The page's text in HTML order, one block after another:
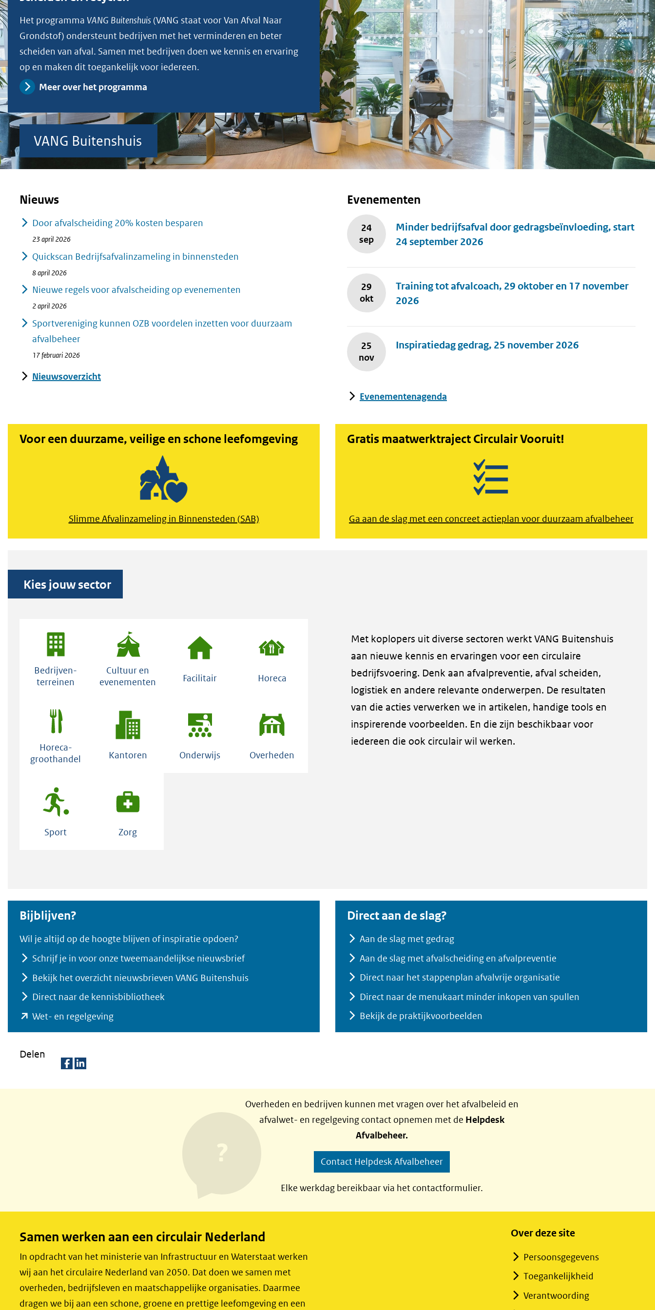
geweigerd.
Buitenshuis
VANG Buitenshuis
Het programma VANG Buitenshuis (VANG staat voor Van Afval Naar
Grondstof) ondersteunt bedrijven met het verminderen en beter
scheiden van afval. Samen met bedrijven doen we kennis en ervaring
op en maken dit toegankelijk voor iedereen.
Meer over het programma
Nieuws
Door afvalscheiding 20% kosten besparen
23 april 2026
Quickscan Bedrijfsafvalinzameling in binnensteden
8 april 2026
Nieuwe regels voor afvalscheiding op evenementen
2 april 2026
Sportvereniging kunnen OZB voordelen inzetten voor duurzaam
afvalbeheer
17 februari 2026
Nieuwsoverzicht
Evenementen
Minder bedrijfsafval door gedragsbeïnvloeding, start
24 september 2026
24
sep
Training tot afvalcoach, 29 oktober en 17 november
2026
29
okt
Inspiratiedag gedrag, 25 november 2026
25
nov
Evenementenagenda
Voor een duurzame, veilige en schone leefomgeving
Slimme Afvalinzameling in Binnensteden (SAB)
Gratis maatwerktraject Circulair Vooruit!
Ga aan de slag met een concreet actieplan voor duurzaam afvalbeheer
Kies jouw sector
Bedrijven-
terreinen
Cultuur en
evenementen
Facilitair Horeca
Horeca-
groothandel
Kantoren Onderwijs Overheden
Sport Zorg
Met koplopers uit diverse sectoren werkt VANG Buitenshuis
aan nieuwe kennis en ervaringen voor een circulaire
bedrijfsvoering. Denk aan afvalpreventie, afval scheiden,
logistiek en andere relevante onderwerpen. De resultaten
van die acties verwerken we in artikelen, handige tools en
inspirerende voorbeelden. En die zijn beschikbaar voor
iedereen die ook circulair wil werken.
Bijblijven?
Wil je altijd op de hoogte blijven of inspiratie opdoen?
Schrijf je in voor onze tweemaandelijkse nieuwsbrief
Bekijk het overzicht nieuwsbrieven VANG Buitenshuis
Direct naar de kennisbibliotheek
Wet- en regelgeving(opent
in
Direct aan de slag?
Aan de slag met gedrag
Aan de slag met afvalscheiding en afvalpreventie
Direct naar het stappenplan afvalvrije organisatie
Direct naar de menukaart minder inkopen van spullen
Bekijk de praktijkvoorbeelden
Delen
c
b
o
o
k
(opent
n
e
d
I
n
(opent
Overheden en bedrijven kunnen met vragen over het afvalbeleid en
afvalwet- en regelgeving contact opnemen met de Helpdesk
Afvalbeheer.
Contact Helpdesk Afvalbeheer
Elke werkdag bereikbaar via het contactformulier.
Samen werken aan een circulair Nederland
In opdracht van het ministerie van Infrastructuur en Waterstaat werken
wij aan het circulaire Nederland van 2050. Dat doen we samen met
overheden, bedrijfsleven en maatschappelijke organisaties. Daarmee
dragen we bij aan een schone, groene en prettige leefomgeving en een
Over deze site
Persoonsgegevens
Toegankelijkheid
Verantwoording